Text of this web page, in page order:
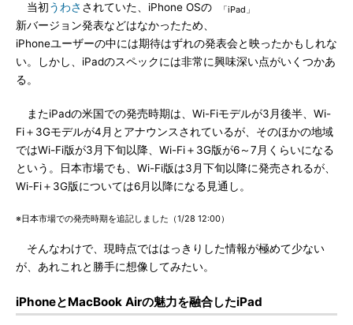
「iPad」
当初うわさ されていた、iPhone OSの
新バージョン発表などはなかったため、
iPhoneユーザーの中には期待はずれの発表会と映ったかもしれな
い。しかし、iPadのスペックには非常に興味深い点がいくつかあ
る。
またiPadの米国での発売時期は、Wi-Fiモデルが3月後半、Wi-
Fi＋3Gモデルが4月とアナウンスされているが、そのほかの地域
ではWi-Fi版が3月下旬以降、Wi-Fi＋3G版が6～7月くらいになる
という。日本市場でも、Wi-Fi版は3月下旬以降に発売されるが、
Wi-Fi＋3G版については6月以降になる見通し。
※日本市場での発売時期を追記しました（1/28 12:00）
そんなわけで、現時点でははっきりした情報が極めて少ない
が、あれこれと勝手に想像してみたい。
iPhoneとMacBook Airの魅力を融合したiPad